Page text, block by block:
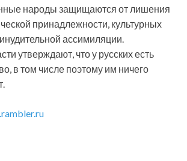
народы защищаются от лишения
принадлежности, культурных
ассимиляции.
утверждают, что у русских есть
в том числе поэтому им ничего